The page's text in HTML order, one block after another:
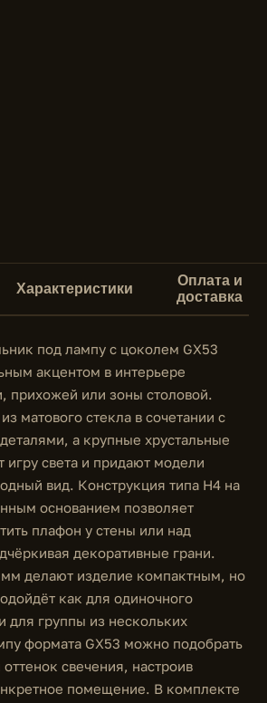
Характеристики
Оплата и
доставка
под лампу с цоколем GX53
акцентом в интерьере
прихожей или зоны столовой.
матового стекла в сочетании с
а крупные хрустальные
игру света и придают модели
вид. Конструкция типа H4 на
основанием позволяет
плафон у стены или над
декоративные грани.
мм делают изделие компактным, но
как для одиночного
для группы из нескольких
формата GX53 можно подобрать
свечения, настроив
помещение. В комплекте